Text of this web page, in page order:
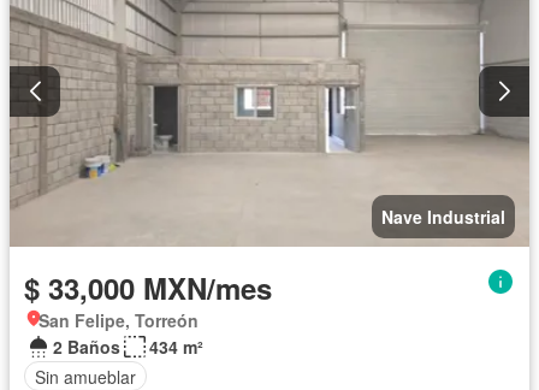
Nave Industrial
$ 33,000 MXN/mes
San Felipe, Torreón
2 Baños
434 m²
Sin amueblar